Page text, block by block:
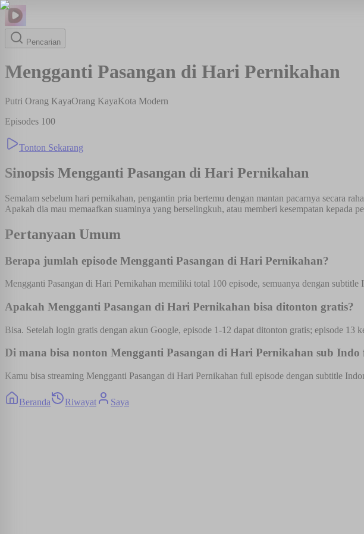
Pencarian
Mengganti Pasangan di Hari Pernikahan
Putri Orang KayaOrang KayaKota Modern
Episodes 100
Tonton Sekarang
Sinopsis Mengganti Pasangan di Hari Pernikahan
Semalam sebelum hari pernikahan, pengantin pria bertemu dengan mantan pacarnya secara
Apakah dia mau memaafkan suaminya yang berselingkuh, atau memberi kesempatan
Pertanyaan Umum
Berapa jumlah episode Mengganti Pasangan di Hari Pernikahan?
Mengganti Pasangan di Hari Pernikahan memiliki total 100 episode, semuanya dengan subtitle
Apakah Mengganti Pasangan di Hari Pernikahan bisa ditonton gratis?
Bisa. Setelah login gratis dengan akun Google, episode 1-12 dapat ditonton gratis; episode 13
Di mana bisa nonton Mengganti Pasangan di Hari Pernikahan sub Indo
Kamu bisa streaming Mengganti Pasangan di Hari Pernikahan full episode dengan subtitle
Beranda Riwayat Saya